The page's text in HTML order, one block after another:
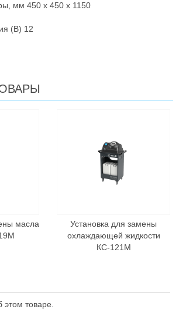
мм 450 х 450 х 1150
(В) 12
масла
Установка для замены
охлаждающей жидкости
КС-121М
товаре.